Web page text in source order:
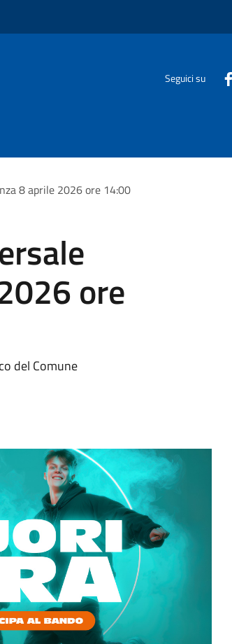
Seguici su
8 aprile 2026 ore 14:00
ore
del Comune